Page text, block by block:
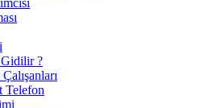
Gidilir ?
Telefon